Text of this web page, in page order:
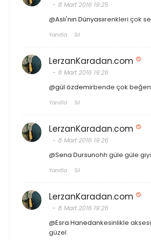
8 Mart 2016 19:25
@Aslı'nın Dünyasıırenkleri çok
Yanıtla Sil
LerzanKaradan.com
8 Mart 2016 19:26
@gül özdemirbende çok
Yanıtla Sil
LerzanKaradan.com
8 Mart 2016 19:26
@Sena Dursunohh güle güle
Yanıtla Sil
LerzanKaradan.com
8 Mart 2016 19:26
@Esra Hanedankesinlikle
güzel